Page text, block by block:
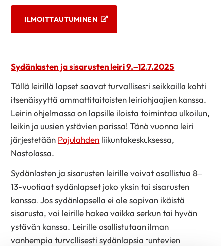
ILMOITTAUTUMINEN
Sydänlasten ja sisarusten leiri 9.–12.7.2025
Tällä leirillä lapset saavat turvallisesti seikkailla kohti
itsenäisyyttä ammattitaitoisten leiriohjaajien kanssa.
Leirin ohjelmassa on lapsille iloista toimintaa ulkoilun,
leikin ja uusien ystävien parissa! Tänä vuonna leiri
järjestetään Pajulahden liikuntakeskuksessa,
Nastolassa.
Sydänlasten ja sisarusten leirille voivat osallistua 8–
13-vuotiaat sydänlapset joko yksin tai sisarusten
kanssa. Jos sydänlapsella ei ole sopivan ikäistä
sisarusta, voi leirille hakea vaikka serkun tai hyvän
ystävän kanssa. Leirille osallistutaan ilman
vanhempia turvallisesti sydänlapsia tuntevien